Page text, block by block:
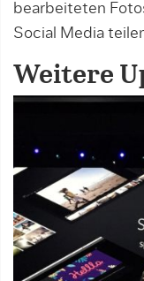
bearbeiteten
Social Media
Weitere